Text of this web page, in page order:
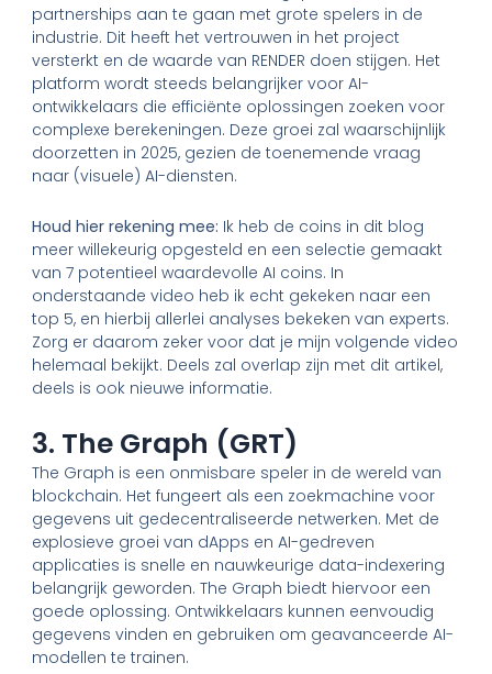
partnerships aan te gaan met grote spelers in de
industrie. Dit heeft het vertrouwen in het project
versterkt en de waarde van RENDER doen stijgen. Het
platform wordt steeds belangrijker voor AI-
ontwikkelaars die efficiënte oplossingen zoeken voor
complexe berekeningen. Deze groei zal waarschijnlijk
doorzetten in 2025, gezien de toenemende vraag
naar (visuele) AI-diensten.
Houd hier rekening mee: Ik heb de coins in dit blog
meer willekeurig opgesteld en een selectie gemaakt
van 7 potentieel waardevolle AI coins. In
onderstaande video heb ik echt gekeken naar een
top 5, en hierbij allerlei analyses bekeken van experts.
Zorg er daarom zeker voor dat je mijn volgende video
helemaal bekijkt. Deels zal overlap zijn met dit artikel,
deels is ook nieuwe informatie.
3. The Graph (GRT)
The Graph is een onmisbare speler in de wereld van
blockchain. Het fungeert als een zoekmachine voor
gegevens uit gedecentraliseerde netwerken. Met de
explosieve groei van dApps en AI-gedreven
applicaties is snelle en nauwkeurige data-indexering
belangrijk geworden. The Graph biedt hiervoor een
goede oplossing. Ontwikkelaars kunnen eenvoudig
gegevens vinden en gebruiken om geavanceerde AI-
modellen te trainen.